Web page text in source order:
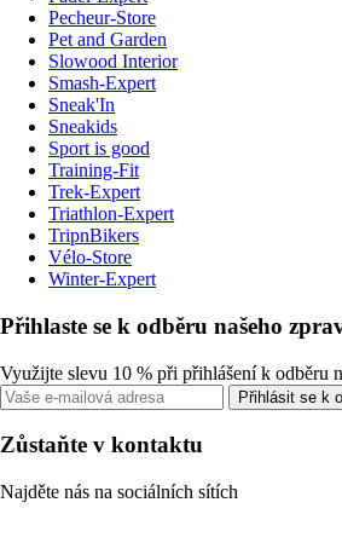
Pecheur-Store
Pet and Garden
Slowood Interior
Smash-Expert
Sneak'In
Sneakids
Sport is good
Training-Fit
Trek-Expert
Triathlon-Expert
TripnBikers
Vélo-Store
Winter-Expert
Přihlaste se k odběru našeho
Využijte slevu 10 % při přihlášení k odběru
Přihlásit se k
Zůstaňte v kontaktu
Najděte nás na sociálních sítích